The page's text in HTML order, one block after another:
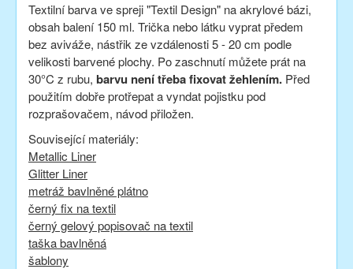
Textilní barva ve spreji "Textil Design" na akrylové bázi,
obsah balení 150 ml. Trička nebo látku vyprat předem
bez aviváže, nástřik ze vzdálenosti 5 - 20 cm podle
velikosti barvené plochy. Po zaschnutí můžete prát na
30°C z rubu, barvu není třeba fixovat žehlením. Před
použitím dobře protřepat a vyndat pojistku pod
rozprašovačem, návod přiložen.
Související materiály:
Metallic Liner
Glitter Liner​
metráž bavlněné plátno
černý fix na textil
černý gelový popisovač na textil
taška bavlněná
šablony